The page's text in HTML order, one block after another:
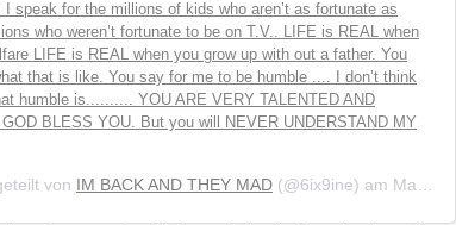
I speak for the millions of kids who aren’t as fortunate as
who weren’t fortunate to be on T.V.. LIFE is REAL when
LIFE is REAL when you grow up with out a father. You
that is like. You say for me to be humble .... I don’t think
humble is.......... YOU ARE VERY TALENTED AND
BLESS YOU. But you will NEVER UNDERSTAND MY
von IM BACK AND THEY MAD (@6ix9ine) am Mai 18, 2020 um 1:37 PDT